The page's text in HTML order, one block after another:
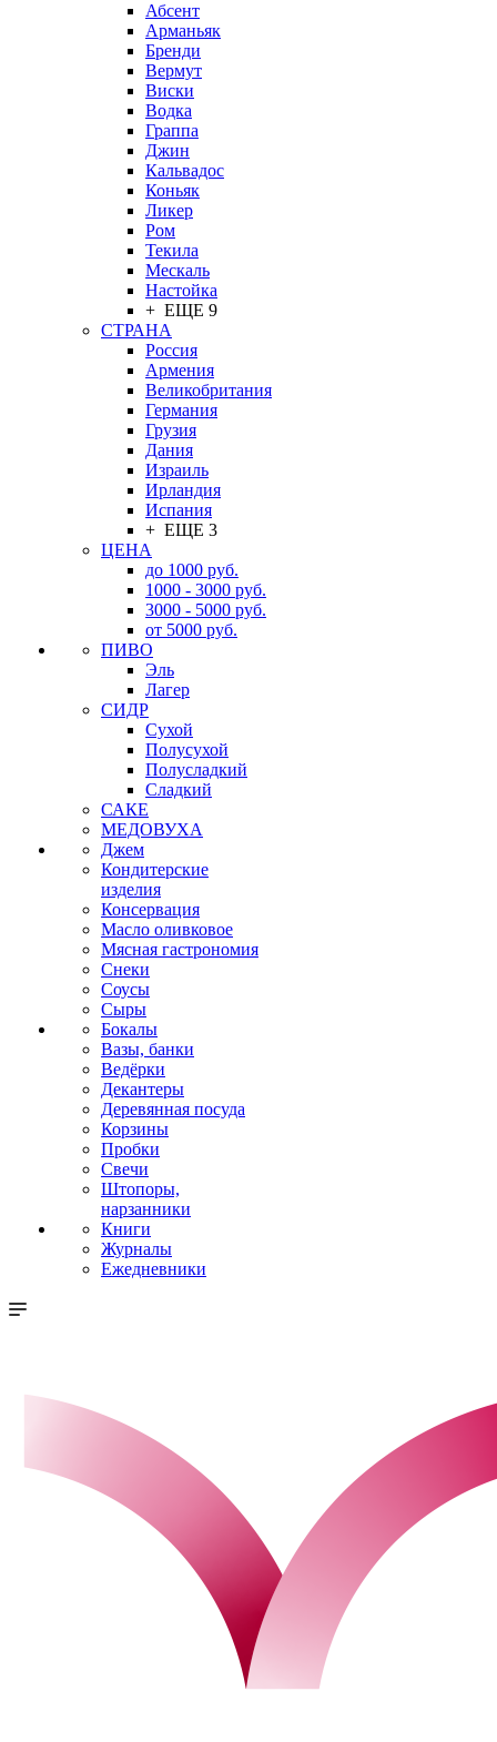
Абсент
Арманьяк
Бренди
Вермут
Виски
Водка
Граппа
Джин
Кальвадос
Коньяк
Ликер
Ром
Текила
Мескаль
Настойка
+ ЕЩЕ 9
СТРАНА
Россия
Армения
Великобритания
Германия
Грузия
Дания
Израиль
Ирландия
Испания
+ ЕЩЕ 3
ЦЕНА
до 1000 руб.
1000 - 3000 руб.
3000 - 5000 руб.
от 5000 руб.
ПИВО
Эль
Лагер
СИДР
Сухой
Полусухой
Полусладкий
Сладкий
САКЕ
МЕДОВУХА
Джем
Кондитерские
изделия
Консервация
Масло оливковое
Мясная гастрономия
Снеки
Соусы
Сыры
Бокалы
Вазы, банки
Ведёрки
Декантеры
Деревянная посуда
Корзины
Пробки
Свечи
Штопоры,
нарзанники
Книги
Журналы
Ежедневники